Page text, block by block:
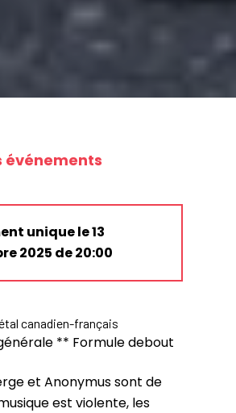
événements
unique le 13
2025 de 20:00
canadien-français
** Formule debout
et Anonymus sont de
est violente, les